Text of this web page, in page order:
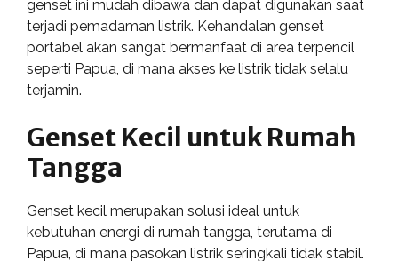
genset ini mudah dibawa dan dapat digunakan saat
terjadi pemadaman listrik. Kehandalan genset
portabel akan sangat bermanfaat di area terpencil
seperti Papua, di mana akses ke listrik tidak selalu
terjamin.
Genset Kecil untuk Rumah
Tangga
Genset kecil merupakan solusi ideal untuk
kebutuhan energi di rumah tangga, terutama di
Papua, di mana pasokan listrik seringkali tidak stabil.